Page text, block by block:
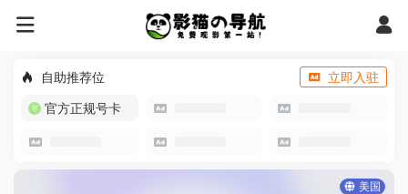
自助推荐位
立即入驻
官方正规号卡
美国